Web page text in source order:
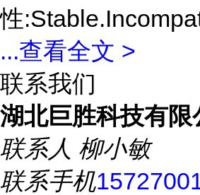
性
...查看全文 >
联系我们
湖北巨胜科技有限
联系人 柳小敏
联系手机